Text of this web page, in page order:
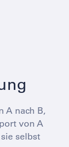
A nach B,
von A
selbst